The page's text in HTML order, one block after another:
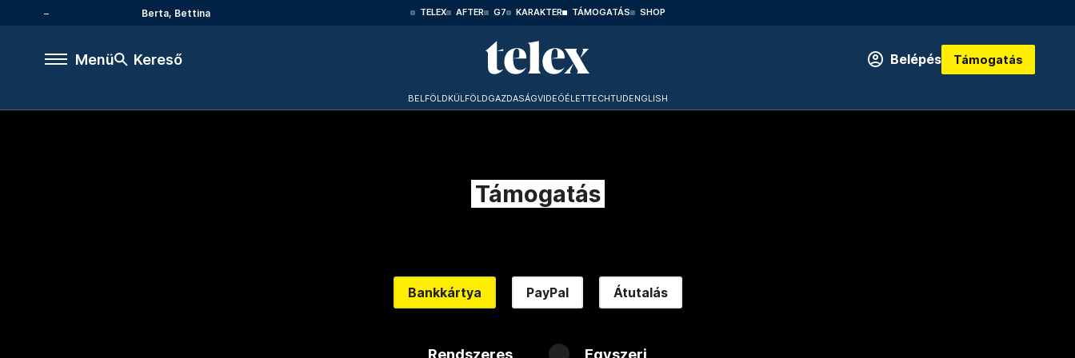
Berta, Bettina TELEX AFTER G7 KARAKTER TÁMOGATÁS SHOP
Menü Kereső Belépés Támogatás
BELFÖLDKÜLFÖLDGAZDASÁGVIDEÓÉLETTECHTUDENGLISH
Támogatás
Bankkártya PayPal Átutalás
Rendszeres Egyszeri